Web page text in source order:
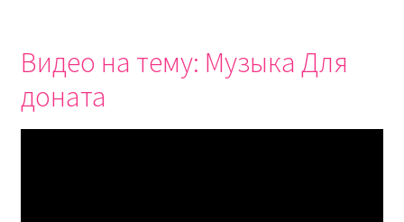
Видео на тему: Музыка Для
доната